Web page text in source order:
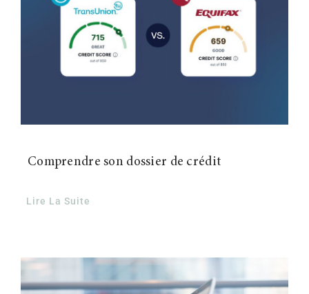
Comprendre son dossier de crédit
Lire La Suite